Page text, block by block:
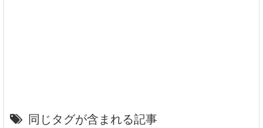
同じタグが含まれる記事